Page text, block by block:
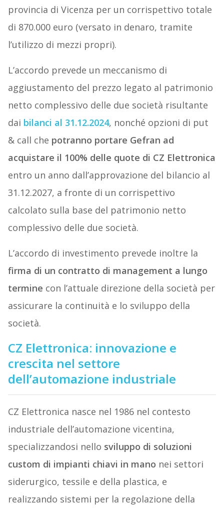
provincia di Vicenza per un corrispettivo totale
di 870.000 euro (versato in denaro, tramite
l’utilizzo di mezzi propri).
L’accordo prevede un meccanismo di
aggiustamento del prezzo legato al patrimonio
netto complessivo delle due società risultante
dai bilanci al 31.12.2024, nonché opzioni di put
& call che potranno portare Gefran ad
acquistare il 100% delle quote di CZ Elettronica
entro un anno dall’approvazione del bilancio al
31.12.2027, a fronte di un corrispettivo
calcolato sulla base del patrimonio netto
complessivo delle due società.
L’accordo di investimento prevede inoltre la
firma di un contratto di management a lungo
termine con l’attuale direzione della società per
assicurare la continuità e lo sviluppo della
società.
CZ Elettronica: innovazione e
crescita nel settore
dell’automazione industriale
CZ Elettronica nasce nel 1986 nel contesto
industriale dell’automazione vicentina,
specializzandosi nello sviluppo di soluzioni
custom di impianti chiavi in mano nei settori
siderurgico, tessile e della plastica, e
realizzando sistemi per la regolazione della